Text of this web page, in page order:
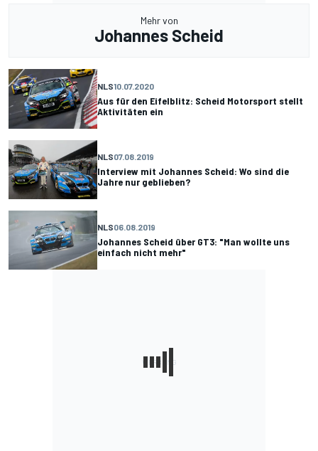
Mehr von
Johannes Scheid
NLS10.07.2020
Aus für den Eifelblitz: Scheid Motorsport stellt
Aktivitäten ein
NLS07.08.2019
Interview mit Johannes Scheid: Wo sind die
Jahre nur geblieben?
NLS06.08.2019
Johannes Scheid über GT3: "Man wollte uns
einfach nicht mehr"